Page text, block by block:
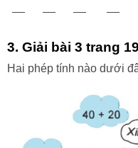
3. Giải bài 3 trang
Hai phép tính nào dưới